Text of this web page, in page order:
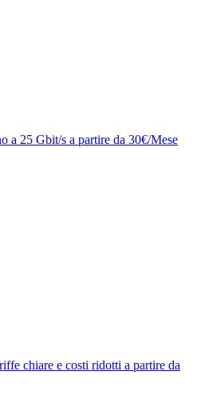
a 25 Gbit/s a partire da 30€/Mese
chiare e costi ridotti a partire da